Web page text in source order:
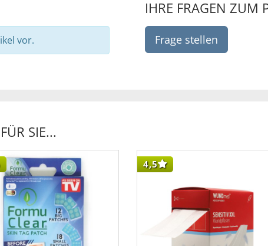
vor.
IHRE FRAGEN ZUM
Frage stellen
SIE...
4,5